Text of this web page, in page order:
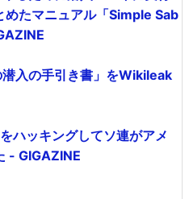
めたマニュアル「Simple Sab
入の手引き書」をWikileak
ハッキングしてソ連がアメ
- GIGAZINE